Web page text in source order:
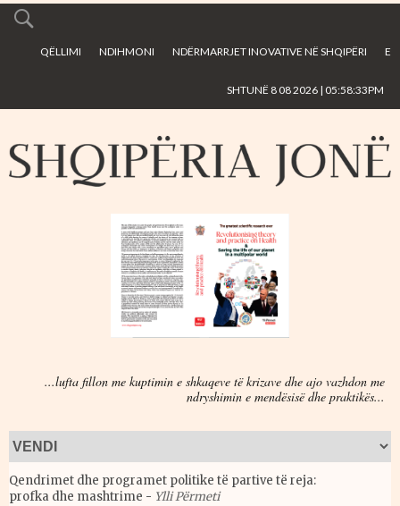
main
QËLLIMI NDIHMONI NDËRMARRJET INOVATIVE NË SHQIPËRI E
SHTUNË 8 08 2026 | 05:58:33PM
...lufta fillon me kuptimin e shkaqeve të krizave dhe ajo vazhdon me
ndryshimin e mendësisë dhe praktikës...
Qendrimet dhe programet politike të partive të reja:
profka dhe mashtrime - Ylli Përmeti